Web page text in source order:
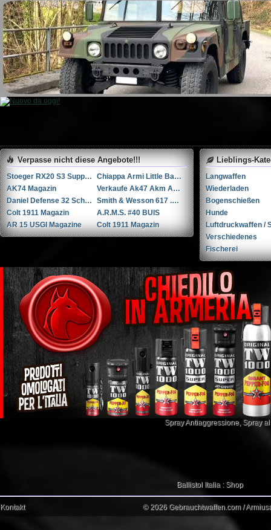
Verpasse nicht diese Angebote!!!
Stoeger RX20 S3 Suppressor ...Andere
Chiappa Armi Little Badger .22 war .22 WMR
AK74 Magazin
Verkaufe Ak47 Akm Ak74 Teile
Daniel Defense 32 Schuss Magazine
Smith & Wesson 617 .22LR 4"
Colt 1911 Magazin
A.R.M.S. #40 BUIS
AR 15 USGI Magazine
Colt 1911 Magazin
Lieblings-
Langwaffen
Wiederladen
Bogenschießen
Hunde
Luftdruckwaffen /
Verschiedenes
Fischerei
Spray Antiaggressione, Spray
Ballistol Italia : Shop
Kontakt © 2026 Gebrauchtwaffen.com /